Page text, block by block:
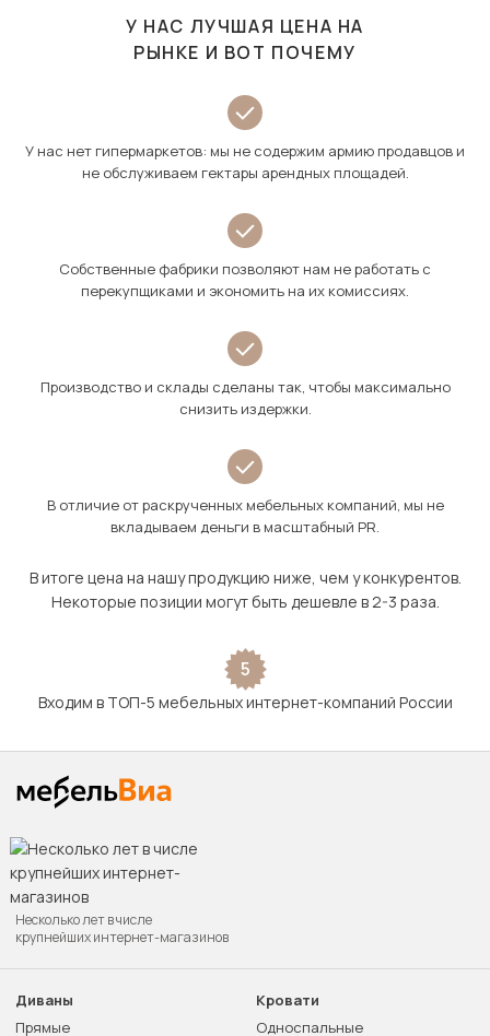
У НАС ЛУЧШАЯ ЦЕНА НА
РЫНКЕ И ВОТ ПОЧЕМУ
У нас нет гипермаркетов: мы не содержим армию продавцов и
не обслуживаем гектары арендных площадей.
Собственные фабрики позволяют нам не работать с
перекупщиками и экономить на их комиссиях.
Производство и склады сделаны так, чтобы максимально
снизить издержки.
В отличие от раскрученных мебельных компаний, мы не
вкладываем деньги в масштабный PR.
В итоге цена на нашу продукцию ниже, чем у конкурентов.
Некоторые позиции могут быть дешевле в 2-3 раза.
5
Входим в ТОП-5 мебельных интернет-компаний России
Несколько лет в числе
крупнейших интернет-магазинов
Диваны
Прямые
Кровати
Односпальные